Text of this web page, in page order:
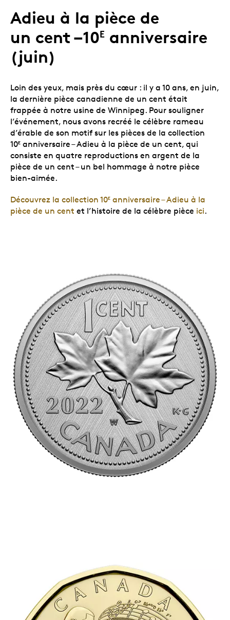
Adieu à la pièce de
un cent –10E anniversaire
(juin)
Loin des yeux, mais près du cœur : il y a 10 ans, en juin,
la dernière pièce canadienne de un cent était
frappée à notre usine de Winnipeg. Pour souligner
l’événement, nous avons recréé le célèbre rameau
d’érable de son motif sur les pièces de la collection
10E anniversaire – Adieu à la pièce de un cent, qui
consiste en quatre reproductions en argent de la
pièce de un cent – un bel hommage à notre pièce
bien-aimée.
Découvrez la collection 10E anniversaire – Adieu à la
pièce de un cent et l’histoire de la célèbre pièce ici.